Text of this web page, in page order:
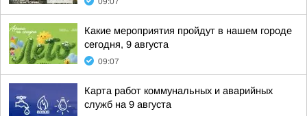
Какие мероприятия пройдут в нашем городе
сегодня, 9 августа
09:07
Карта работ коммунальных и аварийных
служб на 9 августа